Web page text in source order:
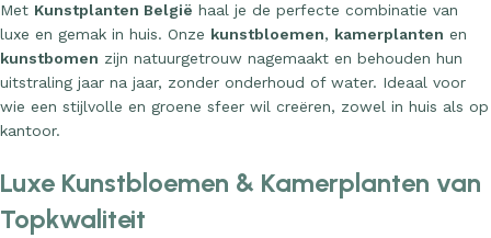
Met Kunstplanten België haal je de perfecte combinatie van
luxe en gemak in huis. Onze kunstbloemen, kamerplanten en
kunstbomen zijn natuurgetrouw nagemaakt en behouden hun
uitstraling jaar na jaar, zonder onderhoud of water. Ideaal voor
wie een stijlvolle en groene sfeer wil creëren, zowel in huis als op
kantoor.
Luxe Kunstbloemen & Kamerplanten van
Topkwaliteit